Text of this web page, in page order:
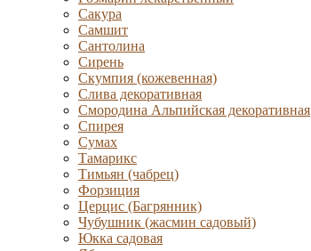
Сакура
Самшит
Сантолина
Сирень
Скумпия (кожевенная)
Слива декоративная
Смородина Альпийская декоративная
Спирея
Сумах
Тамарикс
Тимьян (чабрец)
Форзиция
Церцис (Багрянник)
Чубушник (жасмин садовый)
Юкка садовая